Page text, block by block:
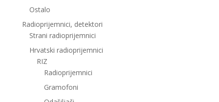
Ostalo
Radioprijemnici, detektori
Strani radioprijemnici
Hrvatski radioprijemnici
RIZ
Radioprijemnici
Gramofoni